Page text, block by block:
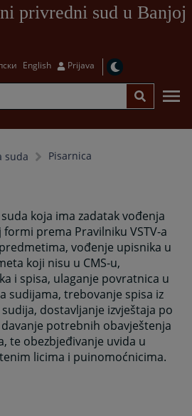
privredni sud u Banjoj
English Prijava
suda Pisarnica
koja ima zadatak vođenja
prema Pravilniku VSTV-a
vođenje upisnika u
koji nisu u CMS-u,
i spisa, ulaganje povratnica u
sudijama, trebovanje spisa iz
dostavljanje izvještaja po
potrebnih obavještenja
te obezbjeđivanje uvida u
licima i puinomoćnicima.